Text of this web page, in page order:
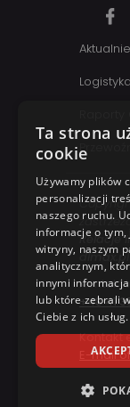
Relacje
dimax.pl
Kontakt
+48 41
Kontakt
E-mail
Ta strona
cookie
Używamy plików
personalizacji
naszego ruchu.
informacje o tym,
witryny, naszym
analitycznym,
innymi
lub które zebrali
Ciebie z ich usług.